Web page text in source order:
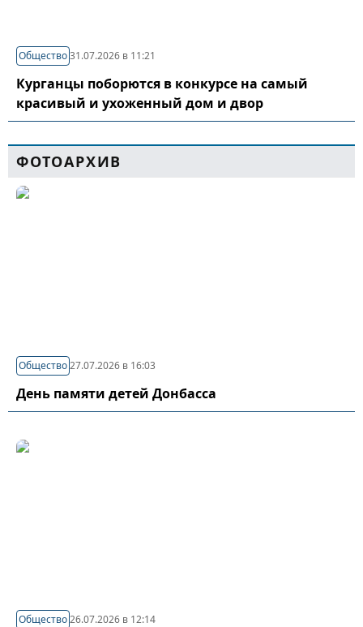
Общество31.07.2026 в 11:21
Курганцы поборются в конкурсе на самый
красивый и ухоженный дом и двор
ФОТОАРХИВ
Общество27.07.2026 в 16:03
День памяти детей Донбасса
Общество26.07.2026 в 12:14